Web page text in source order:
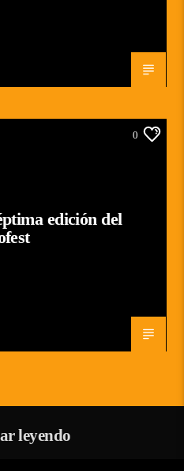
0
edición del
leyendo